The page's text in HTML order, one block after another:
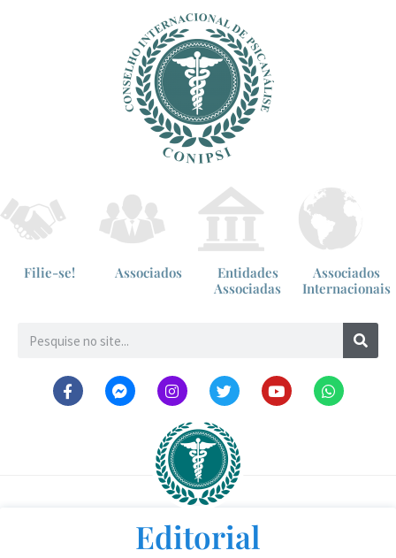
Filie-se! Associados
Entidades
Associadas
Associados
Internacionais
Editorial